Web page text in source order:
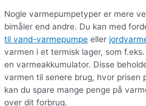
Nogle varmepumpetyper er mere
bimåler end andre. Du kan med
til vand-varmepumpe eller
varmen i et termisk lager, som
en varmeakkumulator. Disse
varmen til senere brug, hvor prisen
kan du spare mange penge på
over dit forbrug.